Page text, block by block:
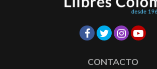
CONTACTO